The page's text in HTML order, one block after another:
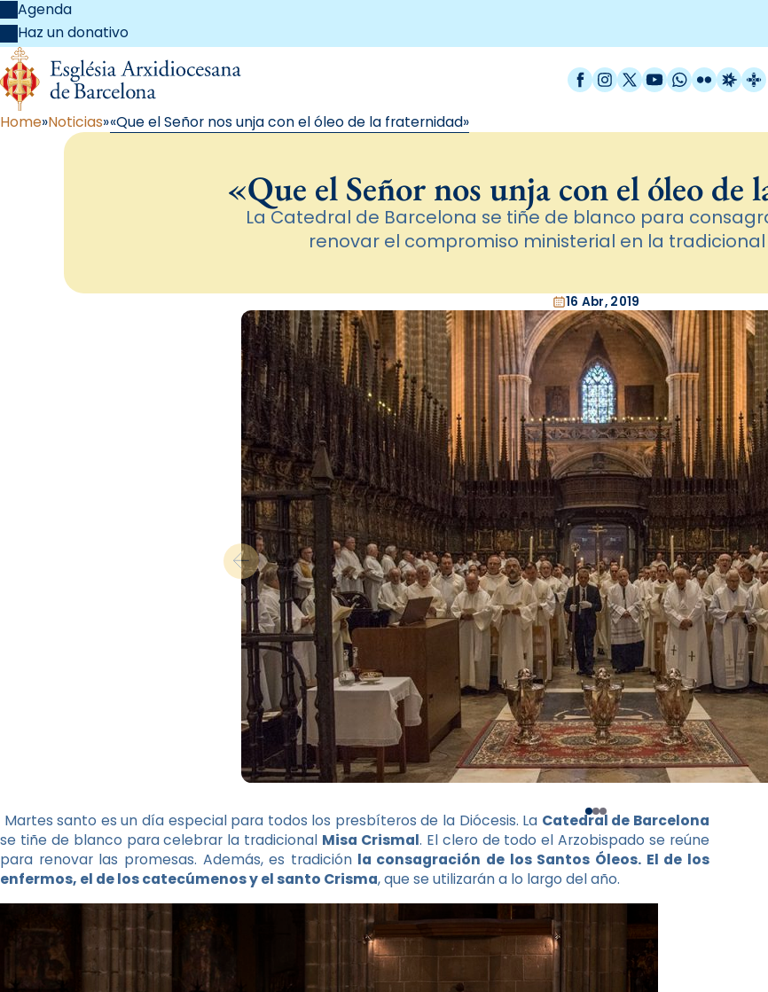
Agenda
Haz un donativo
Facebook
Instagram
X / Twitter
YouTube
WhatsApp
FlickrRadio
Home Noticias «Que el Señor nos unja con el óleo de la fraternidad»
«Que el Señor nos unja con el óleo
La Catedral de Barcelona se tiñe de blanco para
renovar el compromiso ministerial en la tradicional
16 Abr, 2019
Martes santo es un día especial para todos los presbíteros de la Diócesis. La Catedral de Barcelona
se tiñe de blanco para celebrar la tradicional Misa Crismal. El clero de todo el Arzobispado se reúne
para renovar las promesas. Además, es tradición la consagración de los Santos Óleos. El de los
enfermos, el de los catecúmenos y el santo Crisma, que se utilizarán a lo largo del año.